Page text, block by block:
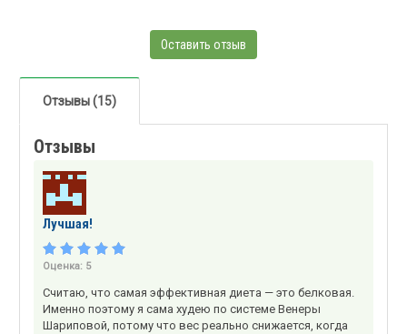
Оставить отзыв
Отзывы (15)
Отзывы
Лучшая!
Оценка: 5
Считаю, что самая эффективная диета — это белковая.
Именно поэтому я сама худею по системе Венеры
Шариповой, потому что вес реально снижается, когда